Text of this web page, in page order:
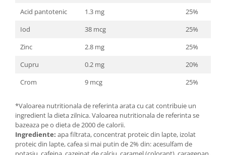
Acid pantotenic
1.3 mg
25%
Iod
38 mcg
25%
Zinc
2.8 mg
25%
Cupru
0.2 mg
20%
Crom
9 mcg 25%
*Valoarea nutritionala de referinta arata cu cat contribuie un
ingredient la dieta zilnica. Valoarea nutritionala de referinta se
bazeaza pe o dieta de 2000 de calorii.
Ingrediente: apa filtrata, concentrat proteic din lapte, izolat
proteic din lapte, cafea si mai putin de 2% din: acesulfam de